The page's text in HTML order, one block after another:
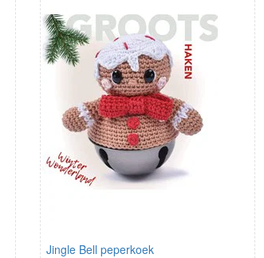
Jingle Bell peperkoek